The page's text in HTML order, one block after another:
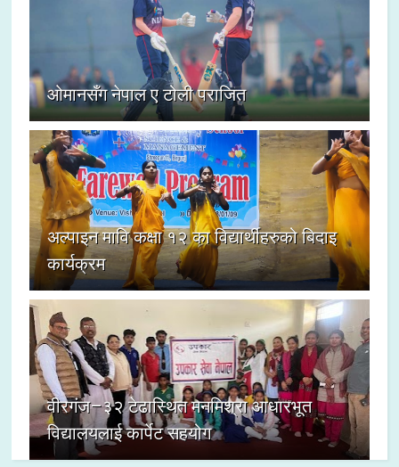
ओमानसँग नेपाल ए टोली पराजित
अल्पाइन मावि कक्षा १२ का विद्यार्थीहरुको बिदाइ
कार्यक्रम
वीरगंज–३२ टेढास्थित मनमिश्रा आधारभूत
विद्यालयलाई कार्पेट सहयोग